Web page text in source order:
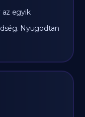
az egyik
Nyugodtan